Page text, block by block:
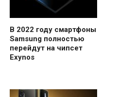
В 2022 году смартфоны
Samsung полностью
перейдут на чипсет
Exynos